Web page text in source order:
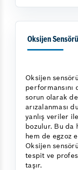
Oksijen Sensörü
Oksijen
sorun olarak
arızalanması
yanlış veriler
bozulur. Bu da
hem de egzoz
Oksijen
tespit ve
taşır.